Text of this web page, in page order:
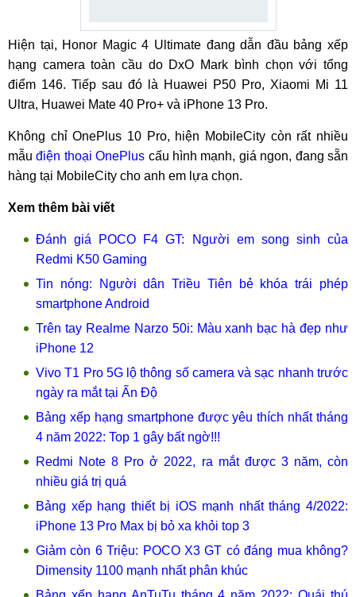
Hiện tại, Honor Magic 4 Ultimate đang dẫn đầu bảng xếp
hạng camera toàn cầu do DxO Mark bình chọn với tổng
điểm 146. Tiếp sau đó là Huawei P50 Pro, Xiaomi Mi 11
Ultra, Huawei Mate 40 Pro+ và iPhone 13 Pro.
Không chỉ OnePlus 10 Pro, hiện MobileCity còn rất nhiều
mẫuđiện thoại OnePlus cấu hình mạnh, giá ngon, đang sẵn
hàng tại MobileCity cho anh em lựa chọn.
Xem thêm bài viết
Đánh giá POCO F4 GT: Người em song sinh của
Redmi K50 Gaming
Tin nóng: Người dân Triều Tiên bẻ khóa trái phép
smartphone Android
Trên tay Realme Narzo 50i: Màu xanh bạc hà đẹp như
iPhone 12
Vivo T1 Pro 5G lộ thông số camera và sạc nhanh trước
ngày ra mắt tại Ấn Độ
Bảng xếp hạng smartphone được yêu thích nhất tháng
4 năm 2022: Top 1 gây bất ngờ!!!
Redmi Note 8 Pro ở 2022, ra mắt được 3 năm, còn
nhiều giá trị quá
Bảng xếp hạng thiết bị iOS mạnh nhất tháng 4/2022:
iPhone 13 Pro Max bị bỏ xa khỏi top 3
Giảm còn 6 Triệu: POCO X3 GT có đáng mua không?
Dimensity 1100 mạnh nhất phân khúc